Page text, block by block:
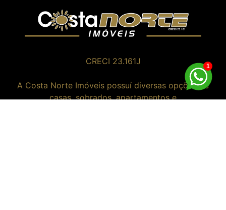
CRECI 23.161J
A Costa Norte Imóveis possuí diversas opções de
casas, sobrados, apartamentos e
1